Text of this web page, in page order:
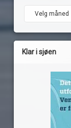
Arkiv
Klar i sjøen